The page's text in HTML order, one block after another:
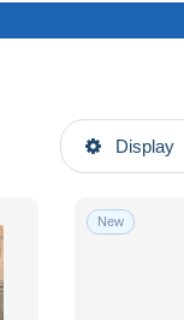
Display
New